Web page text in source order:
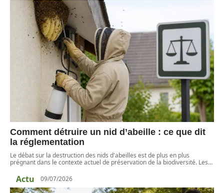
Comment détruire un nid d’abeille : ce que dit
la réglementation
Le débat sur la destruction des nids d'abeilles est de plus en plus
prégnant dans le contexte actuel de préservation de la biodiversité. Les…
Actu 09/07/2026